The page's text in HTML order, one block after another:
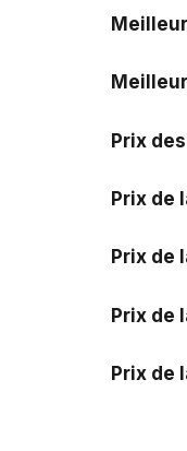
Prix
Prix de
Prix de
Prix de
Prix de